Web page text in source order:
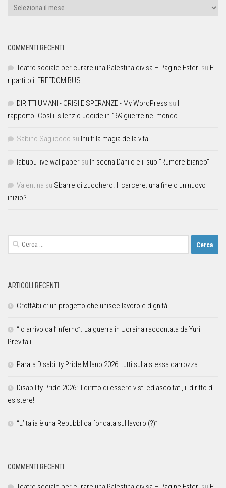
COMMENTI RECENTI
Teatro sociale per curare una Palestina divisa – Pagine Esteri su E’
ripartito il FREEDOM BUS
DIRITTI UMANI - CRISI E SPERANZE - My WordPress su Il
rapporto. Così il silenzio uccide in 169 guerre nel mondo
Sabino Sagliocco su Inuit: la magia della vita
labubu live wallpaper su In scena Danilo e il suo “Rumore bianco”
Valentina su Sbarre di zucchero. Il carcere: una fine o un nuovo
inizio?
ARTICOLI RECENTI
CrottAbile: un progetto che unisce lavoro e dignità
“Io arrivo dall’inferno”. La guerra in Ucraina raccontata da Yuri
Previtali
Parata Disability Pride Milano 2026: tutti sulla stessa carrozza
Disability Pride 2026: il diritto di essere visti ed ascoltati, il diritto di
esistere!
“L’Italia è una Repubblica fondata sul lavoro (?)”
COMMENTI RECENTI